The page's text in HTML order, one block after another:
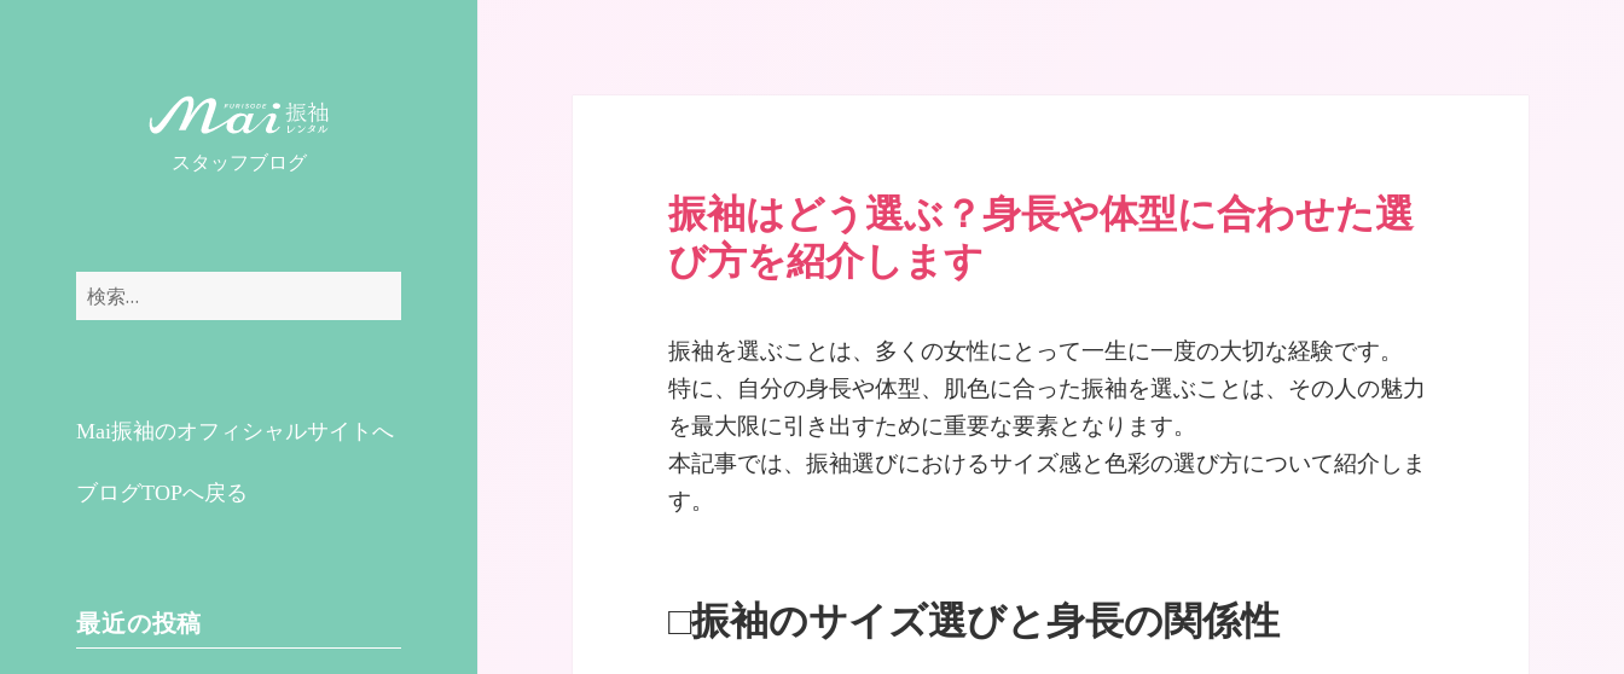
スタッフブログ
検
Mai振袖のオフィシャルサイトへ
ブログTOPへ戻る
最近の投稿
振袖はどう選ぶ？身長や体型に合わせた選
び方を紹介します
振袖を選ぶことは、多くの女性にとって一生に一度の大切な経験です。
特に、自分の身長や体型、肌色に合った振袖を選ぶことは、その人の魅力
を最大限に引き出すために重要な要素となります。
本記事では、振袖選びにおけるサイズ感と色彩の選び方について紹介しま
す。
□振袖のサイズ選びと身長の関係性